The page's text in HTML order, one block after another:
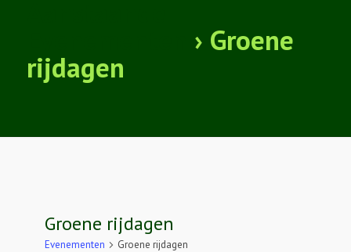
› Groene
rijdagen
Groene rijdagen
Evenementen Groene rijdagen